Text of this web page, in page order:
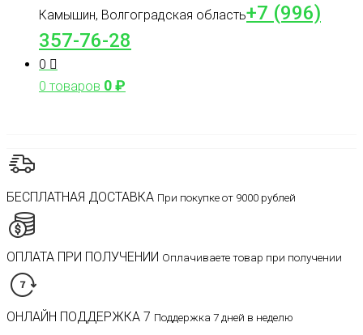
Камышин, Волгоградская область+7 (996)
357-76-28
0
0 товаров 0₽
БЕСПЛАТНАЯ ДОСТАВКА При покупке от 9000 рублей
ОПЛАТА ПРИ ПОЛУЧЕНИИ Оплачиваете товар при получении
ОНЛАЙН ПОДДЕРЖКА 7 Поддержка 7 дней в неделю